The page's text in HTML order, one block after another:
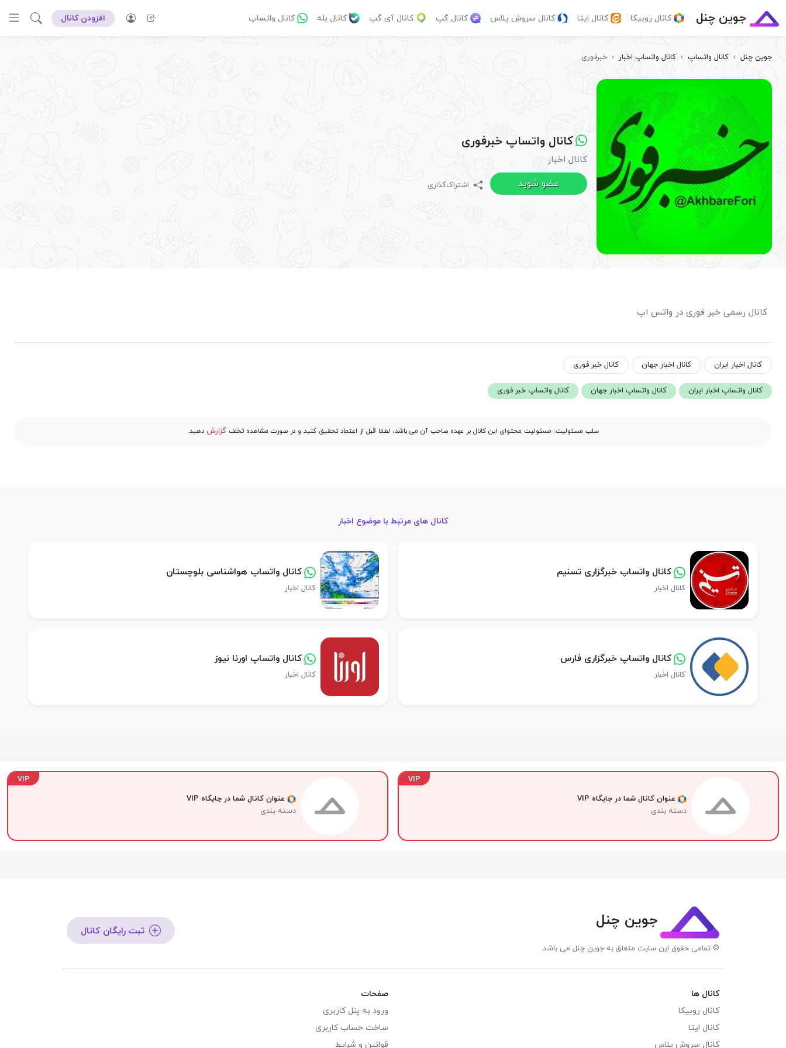
جوین چنل کانال روبیکا کانال ایتا کانال سروش پلاس کانال گپ کانال آی گپ کانال بله کانال واتساپ افزودن کانال
جوین چنل › کانال واتساپ › کانال واتساپ اخبار › خبرفوری
کانال واتساپ خبرفوری
کانال اخبار
عضو شوید
اشتراک‌گذاری
کانال رسمی خبر فوری در واتس اپ
کانال اخبار ایران کانال اخبار جهان کانال خبر فوری
کانال واتساپ اخبار ایران کانال واتساپ اخبار جهان کانال واتساپ خبر فوری
سلب مسئولیت: مسئولیت محتوای این کانال بر عهده صاحب آن می باشد، لطفا قبل از اعتماد تحقیق کنید و در صورت مشاهده تخلفگزارش دهید.
کانال های مرتبط با موضوع اخبار
کانال واتساپ خبرگزاری تسنیم
کانال اخبار
کانال واتساپ هواشناسی بلوچستان
کانال اخبار
کانال واتساپ خبرگزاری فارس
کانال اخبار
کانال واتساپ اورنا نیوز
کانال اخبار
VIP
عنوان کانال شما در جایگاه VIP
دسته بندی
VIP
عنوان کانال شما در جایگاه VIP
دسته بندی
جوین چنل
© تمامی حقوق این سایت متعلق به جوین چنل می باشد.
ثبت رایگان کانال
کانال ها
کانال روبیکا
کانال ایتا
کانال سروش پلاس
صفحات
ورود به پنل کاربری
ساخت حساب کاربری
قوانین و شرایط